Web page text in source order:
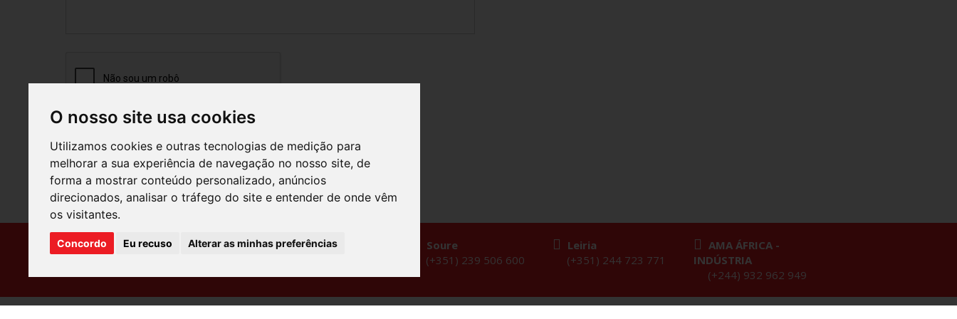
O nosso site usa cookies
Utilizamos cookies e outras tecnologias de medição para
melhorar a sua experiência de navegação no nosso site, de
forma a mostrar conteúdo personalizado, anúncios
direcionados, analisar o tráfego do site e entender de onde vêm
os visitantes.
Concordo Eu recuso Alterar as minhas preferências
Ansião
Pombal
Soure
(+351) 239 506 600
Leiria
(+351) 244 723 771
AMA ÁFRICA -
INDÚSTRIA
(+244) 932 962 949